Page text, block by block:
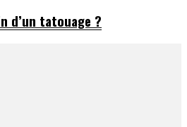
d’un tatouage ?